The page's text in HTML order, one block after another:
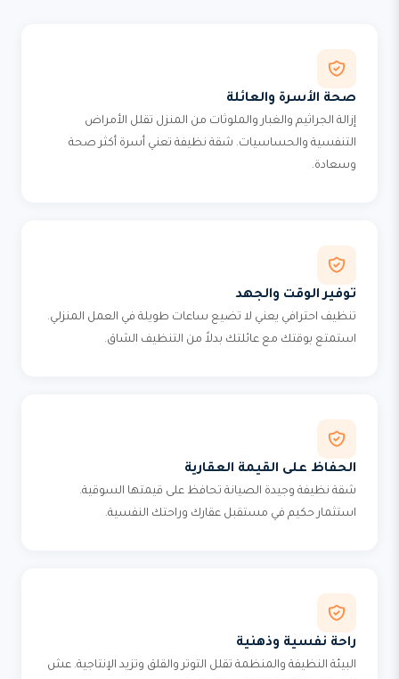
صحة الأسرة والعائلة
إزالة الجراثيم والغبار والملوثات من المنزل تقلل الأمراض
التنفسية والحساسيات. شقة نظيفة تعني أسرة أكثر صحة
وسعادة.
توفير الوقت والجهد
تنظيف احترافي يعني لا تضيع ساعات طويلة في العمل المنزلي.
استمتع بوقتك مع عائلتك بدلاً من التنظيف الشاق.
الحفاظ على القيمة العقارية
شقة نظيفة وجيدة الصيانة تحافظ على قيمتها السوقية.
استثمار حكيم في مستقبل عقارك وراحتك النفسية.
راحة نفسية وذهنية
البيئة النظيفة والمنظمة تقلل التوتر والقلق وتزيد الإنتاجية. عش